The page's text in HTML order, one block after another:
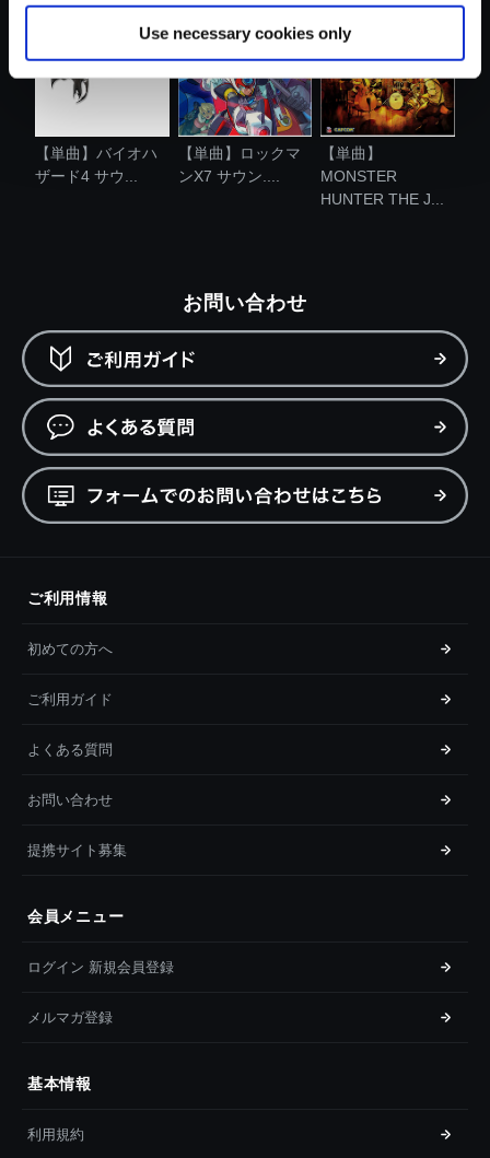
Use necessary cookies only
【単曲】バイオハ
ザード4 サウ...
【単曲】ロックマ
ンX7 サウン....
【単曲】
MONSTER
HUNTER THE J...
お問い合わせ
ご利用情報
初めての方へ
ご利用ガイド
よくある質問
お問い合わせ
提携サイト募集
会員メニュー
ログイン 新規会員登録
メルマガ登録
基本情報
利用規約